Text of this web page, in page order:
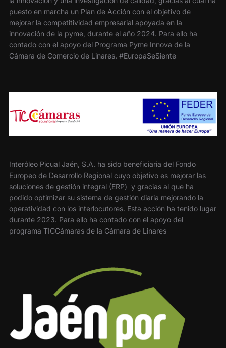
puesto en marcha un Plan de Acción con el objetivo de
mejorar la competitividad empresarial apoyada en la
innovación de la pyme, durante el año 2024. Para ello ha
contado con el apoyo del Programa Pyme Innova de la
Cámara de Comercio de Linares. #EuropaSeSiente
Interóleo Picual Jaén, S.A. ha sido beneficiaria del Fondo
Europeo de Desarrollo Regional cuyo objetivo es mejorar las
soluciones de gestión integral (ERP) y gracias al que ha
podido optimizar su sistema de gestión diaria mejorando la
operatividad con los interlocutores. Esta acción ha tenido lugar
durante 2023. Para ello ha contado con el apoyo del
programa TICCámaras de la Cámara de Linares